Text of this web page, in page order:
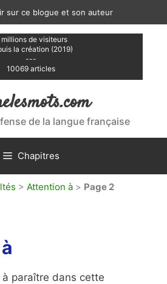
sur ce blogue et son auteur
de visiteurs
la création (2019)
---
10069 articles
de la langue française
Chapitres
> Attention à > Page 2
à paraître dans cette